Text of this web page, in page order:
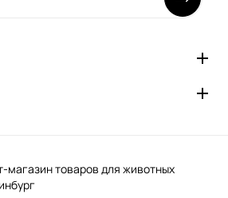
магазин товаров для животных